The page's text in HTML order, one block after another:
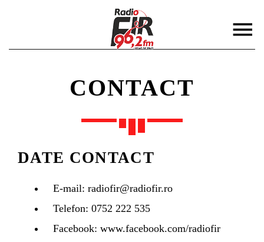
CAUTA IN SITE:
DISTRIBUIE PAGINA PE:
Twitter
Facebook
CONTACT
DATE CONTACT
E-mail: radiofir@radiofir.ro
Telefon: 0752 222 535
Facebook: www.facebook.com/radiofir